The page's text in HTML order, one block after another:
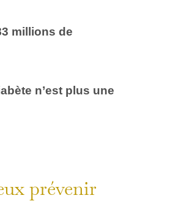
millions de
n’est plus une
prévenir